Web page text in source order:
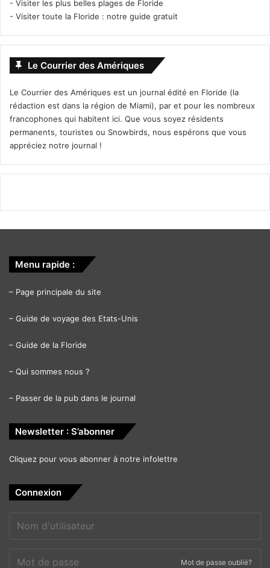
- Visiter les plus belles plages de Floride
- Visiter toute la Floride : notre guide gratuit
Le Courrier des Amériques
Le Courrier des Amériques est un journal édité en Floride (la
rédaction est dans la région de Miami), par et pour les nombreux
francophones qui habitent ici. Que vous soyez résidents
permanents, touristes ou Snowbirds, nous espérons que vous
appréciez notre journal !
Menu rapide :
– Page principale du site
– Guide de voyage des Etats-Unis
– Guide de la Floride
– Qui sommes nous ?
– Passer de la pub dans le journal
Newsletter : S’abonner
Cliquez pour vous abonner à notre infolettre
Connexion
Mot de passe oublié?